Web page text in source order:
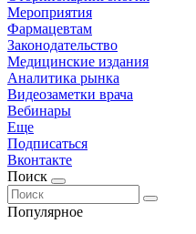
Мероприятия
Фармацевтам
Законодательство
Медицинские издания
Аналитика рынка
Видеозаметки врача
Вебинары
Еще
Подписаться
Вконтакте
Поиск
Популярное